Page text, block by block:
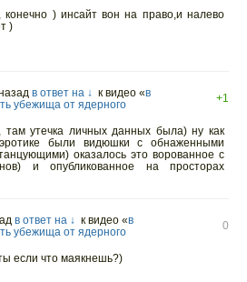
конечно ) инсайт вон на право,и налево
)
в ответ на ↓ к видео «в
убежища от ядерного
+1
там утечка личных данных была) ну как
были видюшки с обнаженными
оказалось это ворованное с
и опубликованное на просторах
в ответ на ↓ к видео «в
убежища от ядерного
0
если что маякнешь?)